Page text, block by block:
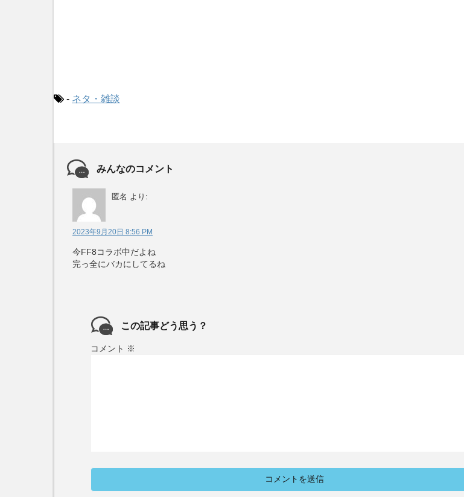
- ネタ・雑談
みんなのコメント
匿名 より:
2023年9月20日 8:56 PM
今FF8コラボ中だよね
完っ全にバカにしてるね
この記事どう思う？
コメント ※